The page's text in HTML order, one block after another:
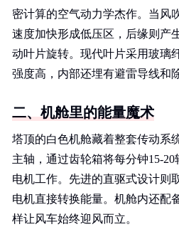
密计算的空气动力学杰作。当风
速度加快形成低压区，后缘则产
动叶片旋转。现代叶片采用玻璃
强度高，内部还埋有避雷导线和
二、机舱里的能量魔术
塔顶的白色机舱藏着整套传动系
主轴，通过齿轮箱将每分钟15-
电机工作。先进的直驱式设计则
电机直接转换能量。机舱内还配
样让风车始终迎风而立。